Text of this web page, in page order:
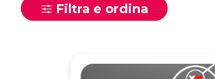
Filtra e ordina